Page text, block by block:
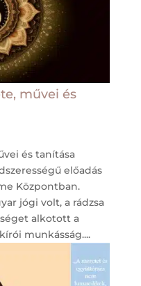
művei és
és tanítása
előadás
Központban.
jógi volt, a rádzsa
alkotott a
munkásság....